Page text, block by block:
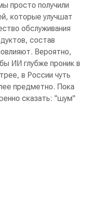
просто получили
которые улучшат
обслуживания
состав
Вероятно,
ИИ глубже проник в
в России чуть
предметно. Пока
сказать: "шум"